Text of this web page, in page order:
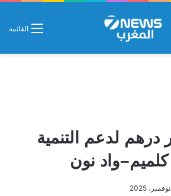
القائمة
لدعم التنمية
كلميم–واد نون